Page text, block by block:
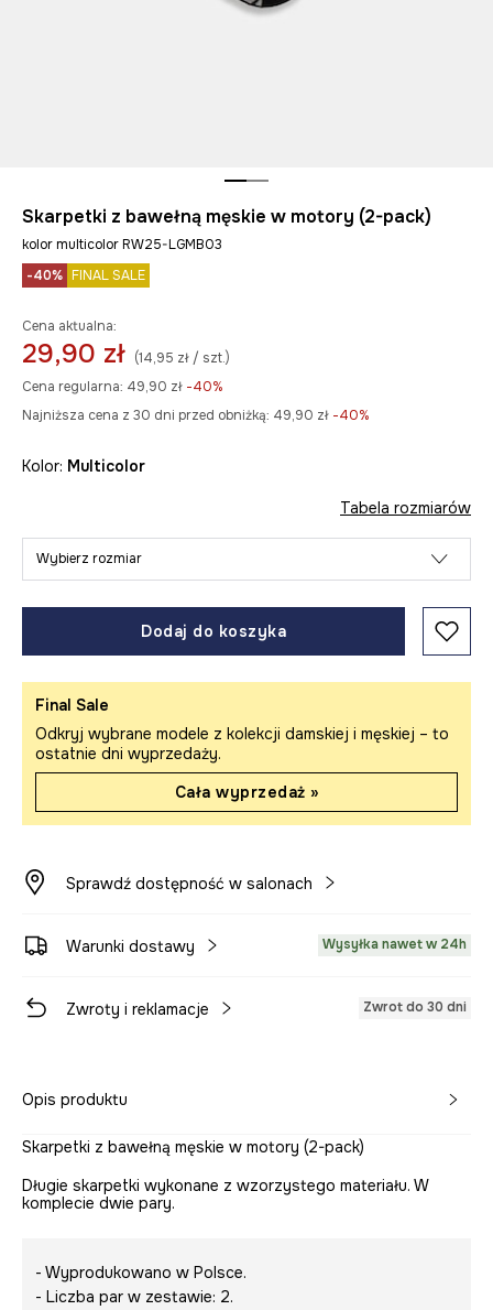
Skarpetki z bawełną męskie w motory (2-pack)
kolor multicolor RW25-LGMB03
-40% FINAL SALE
Cena aktualna:
29,90 zł (14,95 zł / szt.)
Cena regularna: 49,90 zł -40%
Najniższa cena z 30 dni przed obniżką: 49,90 zł -40%
Kolor: multicolor
Tabela rozmiarów
Wybierz rozmiar
Dodaj do koszyka
Final Sale
Odkryj wybrane modele z kolekcji damskiej i męskiej – to
ostatnie dni wyprzedaży.
Cała wyprzedaż »
Sprawdź dostępność w salonach
Warunki dostawy Wysyłka nawet w 24h
Zwroty i reklamacje Zwrot do 30 dni
Opis produktu
Skarpetki z bawełną męskie w motory (2-pack)
Długie skarpetki wykonane z wzorzystego materiału. W
komplecie dwie pary.
- Wyprodukowano w Polsce.
- Liczba par w zestawie: 2.